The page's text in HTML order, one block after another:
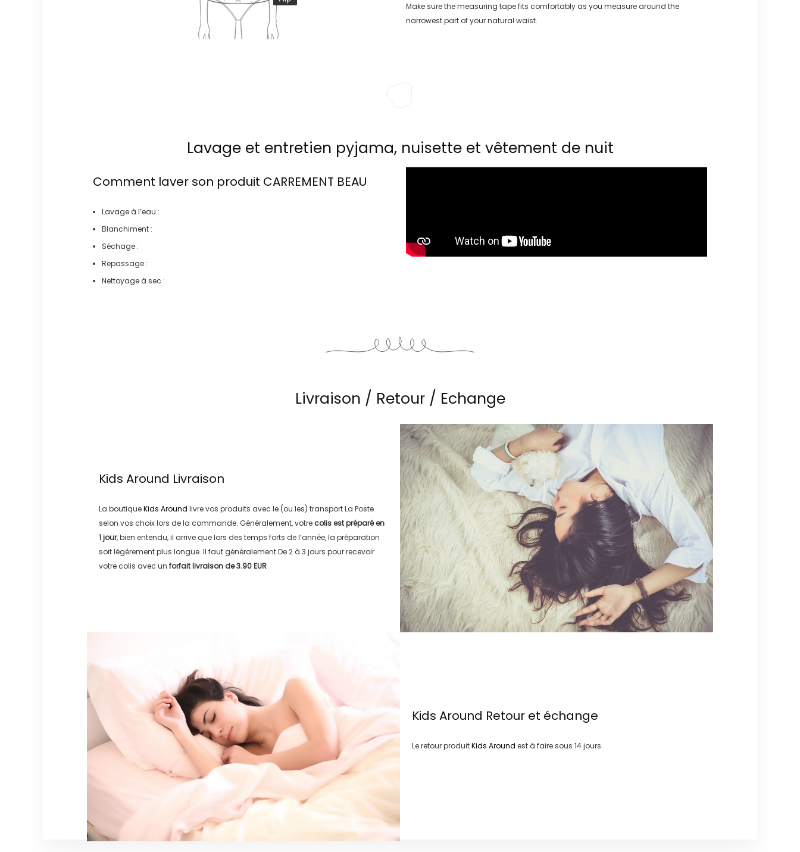
Make sure the measuring tape fits comfortably as you measure around the
narrowest part of your natural waist.
Lavage et entretien pyjama, nuisette et vêtement de nuit
Comment laver son produit CARREMENT BEAU
Lavage à l’eau :
Blanchiment :
Séchage :
Repassage :
Nettoyage à sec :
Livraison / Retour / Echange
Kids Around Livraison
La boutiqueKids Around livre vos produits avec le (ou les) transportLa Poste
selon vos choix lors de la commande. Généralement, votre colis est préparé en
1 jour, bien entendu, il arrive que lors des temps forts de l’année, la préparation
soit légérement plus longue. Il faut généralementDe 2 à 3 jours pour recevoir
votre colis avec un forfait livraison de3.90 EUR
Kids Around Retour et échange
Le retour produitKids Around est à faire sous 14 jours